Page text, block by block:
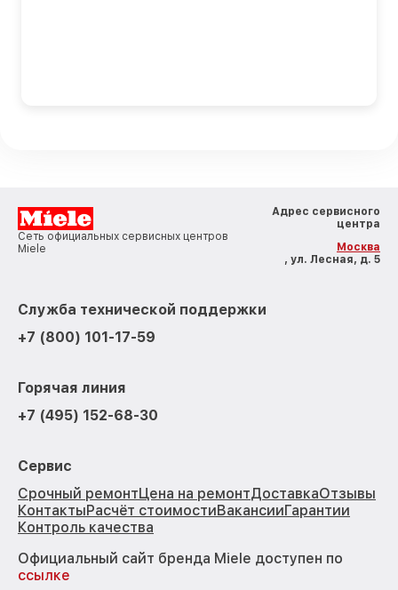
Сеть официальных сервисных центров
Miele
Адрес сервисного
центра
Москва
, ул. Лесная, д. 5
Служба технической поддержки
+7 (800) 101-17-59
Горячая линия
+7 (495) 152-68-30
Сервис
Срочный ремонтЦена на ремонтДоставкаОтзывы
КонтактыРасчёт стоимостиВакансииГарантии
Контроль качества
Официальный сайт бренда Miele доступен по
ссылке